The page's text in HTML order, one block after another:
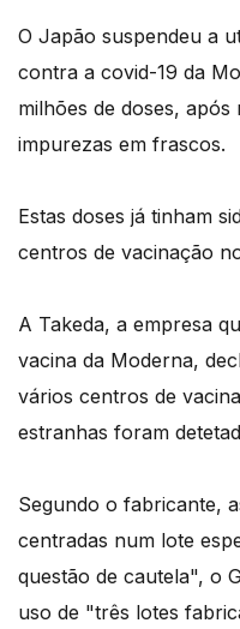
O Japão suspendeu a
contra a covid-19 da
milhões de doses,
impurezas em frascos.
Estas doses já tinham
centros de vacinação
A Takeda, a empresa
vacina da Moderna,
vários centros de
estranhas foram
Segundo o fabricante,
centradas num lote
questão de cautela", o
uso de "três lotes